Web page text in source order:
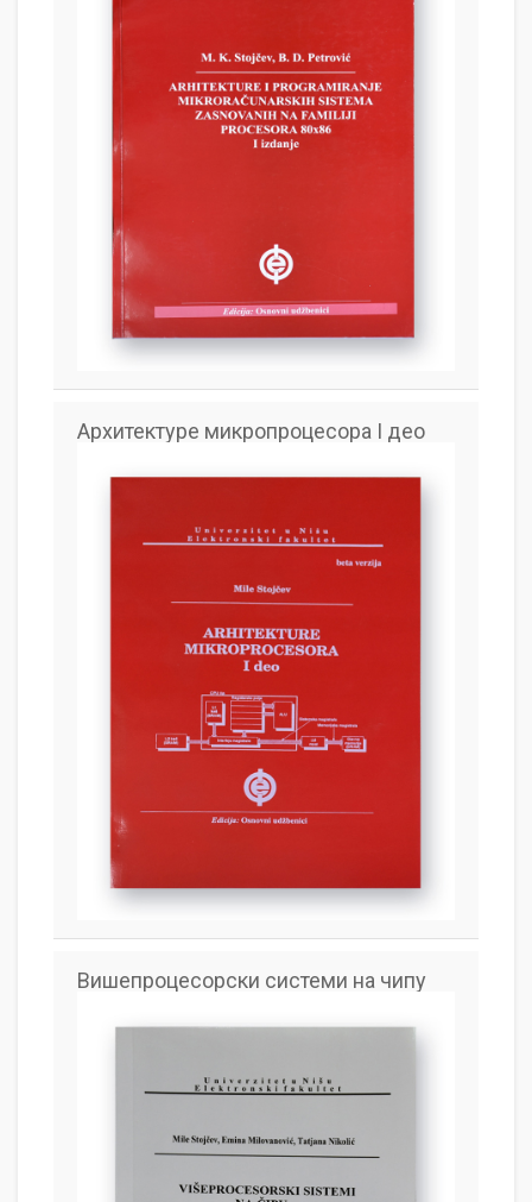
Архитектуре микропроцесора I део
Вишепроцесорски системи на чипу